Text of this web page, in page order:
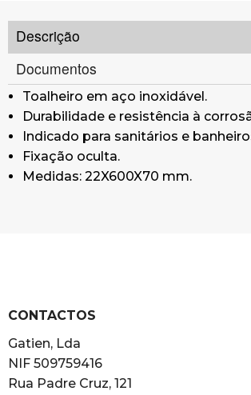
Descrição
Documentos
Toalheiro em aço inoxidável.
Durabilidade e resistência à
Indicado para sanitários e
Fixação oculta.
Medidas: 22X600X70 mm.
CONTACTOS
Gatien, Lda
NIF 509759416
Rua Padre Cruz, 121